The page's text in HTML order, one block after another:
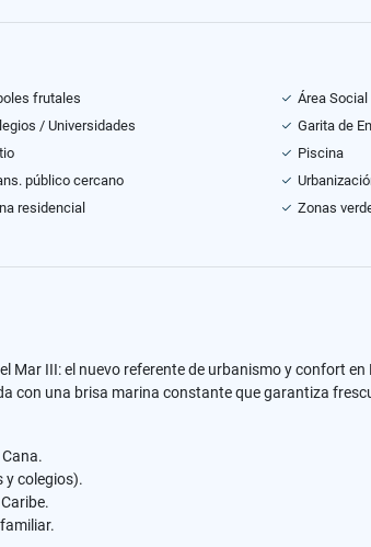
frutales Área Social
/ Universidades Garita de
Piscina
público cercano
residencial Zonas
Mar III: el nuevo referente de urbanismo y confort
con una brisa marina constante que garantiza
y colegios).